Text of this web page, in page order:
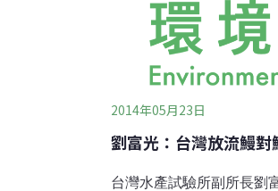
2014年05月23日
劉富光：台灣放流鰻
台灣水產試驗所副所長劉